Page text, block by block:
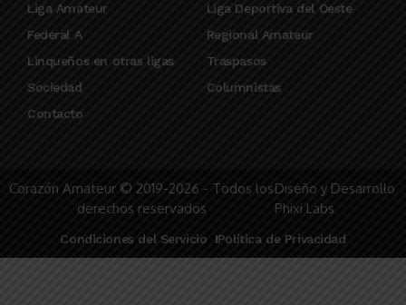
Liga Amateur
Liga Deportiva del Oeste
Federal A
Regional Amateur
Linqueños en otras ligas
Traspasos
Sociedad
Columnistas
Contacto
Corazón Amateur © 2019-2026 - Todos los
derechos reservados
Diseño y Desarrollo
Phixi Labs
Condiciones del Servicio Política de Privacidad